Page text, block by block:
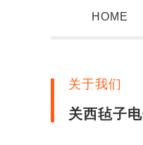
HOME
关于我们
关西毡子